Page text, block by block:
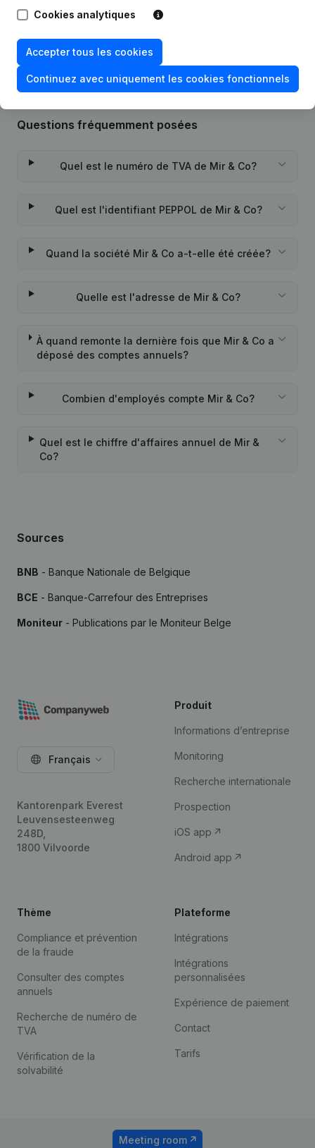
Rubrique Constitution (Nouvelle
Succursale, etc...)
Questions fréquemment posées
Quel est le numéro de TVA de Mir & Co?
Quel est l'identifiant PEPPOL de Mir & Co?
Quand la société Mir & Co a-t-elle été créée?
Quelle est l'adresse de Mir & Co?
À quand remonte la dernière fois que Mir & Co a
déposé des comptes annuels?
Combien d'employés compte Mir & Co?
Quel est le chiffre d'affaires annuel de Mir &
Co?
Sources
BNB - Banque Nationale de Belgique
BCE - Banque-Carrefour des Entreprises
Moniteur - Publications par le Moniteur Belge
Cookies analytiques
Accepter tous les cookies
Continuez avec uniquement les cookies fonctionnels
Français
Kantorenpark Everest
Leuvensesteenweg
248D,
1800 Vilvoorde
Produit
Informations d’entreprise
Monitoring
Recherche internationale
Prospection
iOS app
Android app
Thème
Compliance et prévention
de la fraude
Consulter des comptes
annuels
Recherche de numéro de
TVA
Vérification de la
solvabilité
Plateforme
Intégrations
Intégrations
personnalisées
Expérience de paiement
Contact
Tarifs
Meeting room